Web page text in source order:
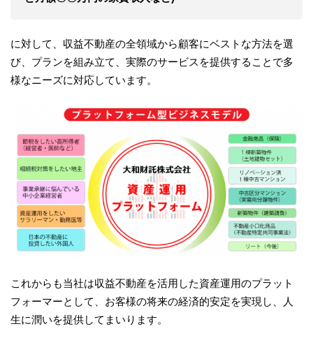
に対して、収益不動産の全領域から顧客にベストな方法を選
び、プランを組み立て、実際のサービスを提供することで多
様なニーズに対応しています。
これからも当社は収益不動産を活用した資産運用のプラット
フォーマーとして、お客様の将来の経済的安定を実現し、人
生に潤いを提供してまいります。